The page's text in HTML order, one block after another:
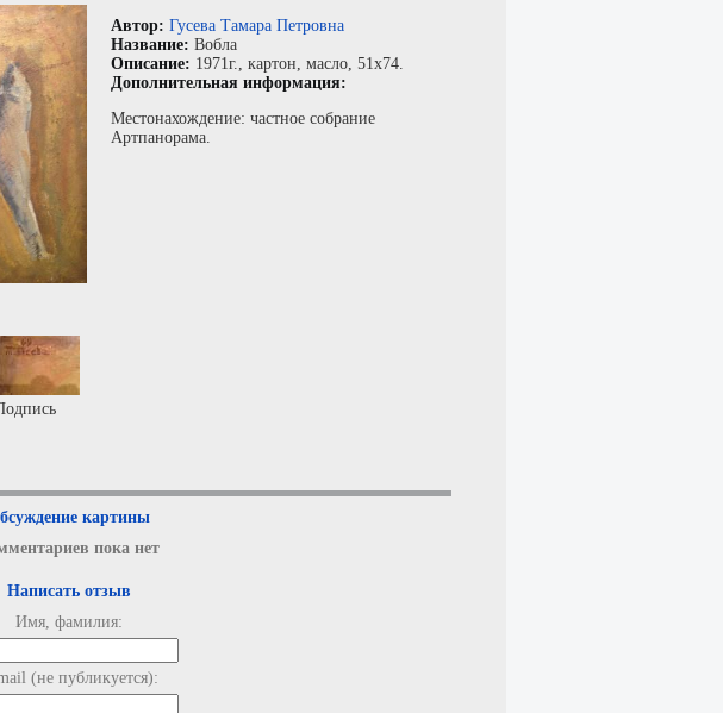
Автор: Гусева Тамара Петровна
Название: Вобла
Описание: 1971г., картон, масло, 51x74.
Дополнительная информация:
Местонахождение: частное собрание
Артпанорама.
картины
пока нет
Написать отзыв
Имя, фамилия:
(не публикуется):